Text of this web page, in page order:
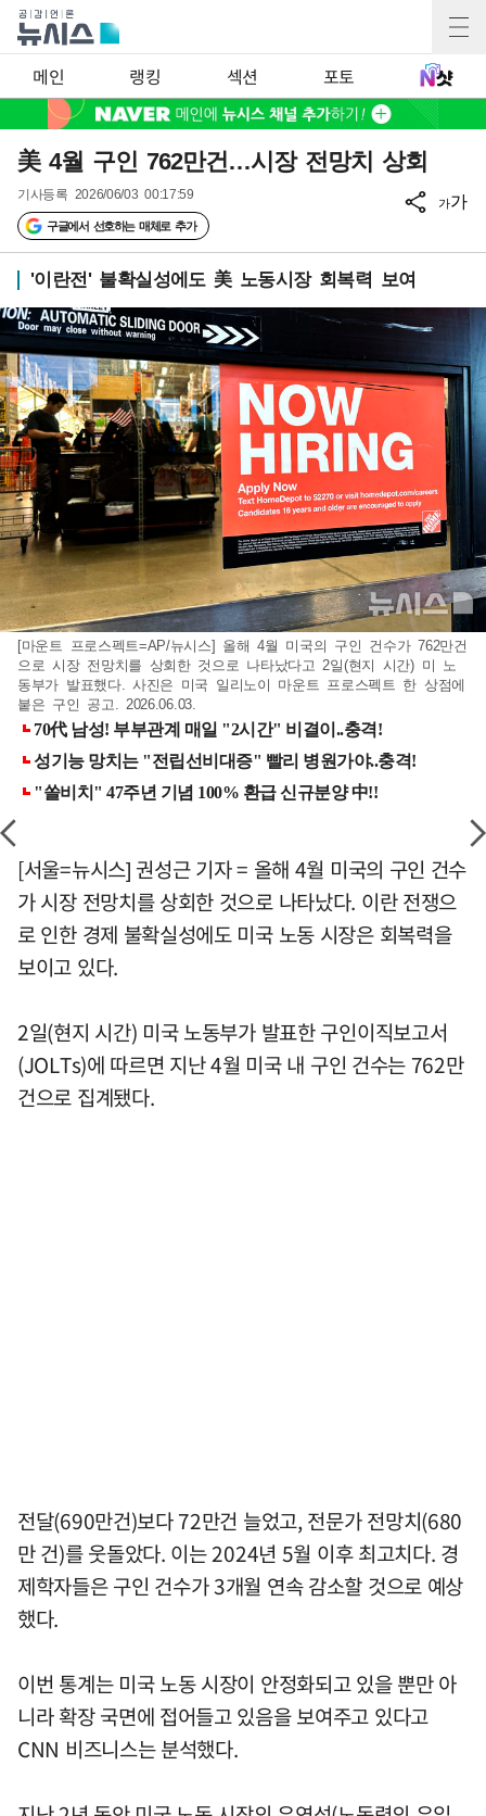
메인 랭킹 섹션 포토
美 4월 구인 762만건…시장 전망치 상회
기사등록 2026/06/03 00:17:59
구글에서 선호하는 매체로 추가
가가
'이란전' 불확실성에도 美 노동시장 회복력 보여
[마운트 프로스펙트=AP/뉴시스] 올해 4월 미국의 구인 건수가 762만건
으로 시장 전망치를 상회한 것으로 나타났다고 2일(현지 시간) 미 노
동부가 발표했다. 사진은 미국 일리노이 마운트 프로스펙트 한 상점에
붙은 구인 공고. 2026.06.03.
[서울=뉴시스] 권성근 기자 = 올해 4월 미국의 구인 건수
가 시장 전망치를 상회한 것으로 나타났다. 이란 전쟁으
로 인한 경제 불확실성에도 미국 노동 시장은 회복력을
보이고 있다.
2일(현지 시간) 미국 노동부가 발표한 구인이직보고서
(JOLTs)에 따르면 지난 4월 미국 내 구인 건수는 762만
건으로 집계됐다.
전달(690만건)보다 72만건 늘었고, 전문가 전망치(680
만 건)를 웃돌았다. 이는 2024년 5월 이후 최고치다. 경
제학자들은 구인 건수가 3개월 연속 감소할 것으로 예상
했다.
이번 통계는 미국 노동 시장이 안정화되고 있을 뿐만 아
니라 확장 국면에 접어들고 있음을 보여주고 있다고
CNN 비즈니스는 분석했다.